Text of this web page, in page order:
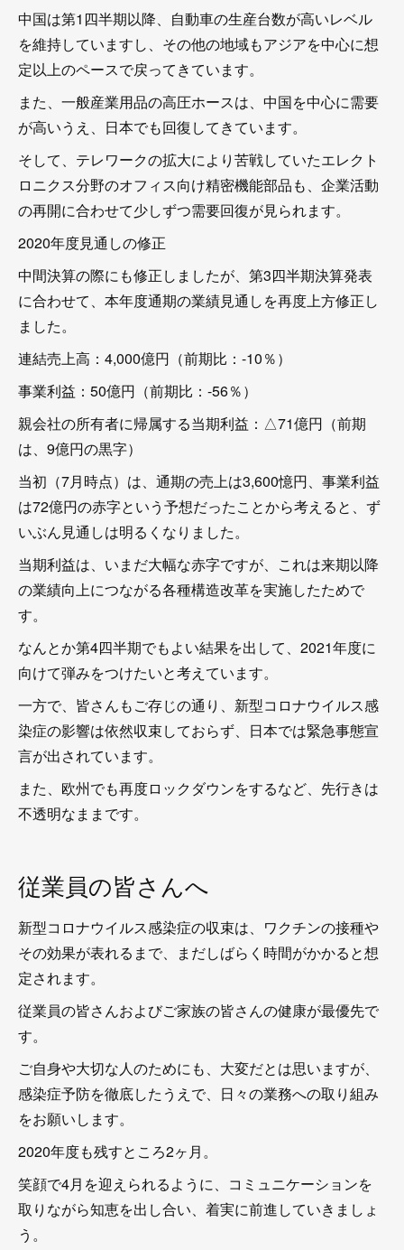
中国は第1四半期以降、自動車の生産台数が高いレベル
を維持していますし、その他の地域もアジアを中心に想
定以上のペースで戻ってきています。
また、一般産業用品の高圧ホースは、中国を中心に需要
が高いうえ、日本でも回復してきています。
そして、テレワークの拡大により苦戦していたエレクト
ロニクス分野のオフィス向け精密機能部品も、企業活動
の再開に合わせて少しずつ需要回復が見られます。
2020年度見通しの修正
中間決算の際にも修正しましたが、第3四半期決算発表
に合わせて、本年度通期の業績見通しを再度上方修正し
ました。
連結売上高：4,000億円（前期比：-10％）
事業利益：50億円（前期比：-56％）
親会社の所有者に帰属する当期利益：△71億円（前期
は、9億円の黒字）
当初（7月時点）は、通期の売上は3,600憶円、事業利益
は72億円の赤字という予想だったことから考えると、ず
いぶん見通しは明るくなりました。
当期利益は、いまだ大幅な赤字ですが、これは来期以降
の業績向上につながる各種構造改革を実施したためで
す。
なんとか第4四半期でもよい結果を出して、2021年度に
向けて弾みをつけたいと考えています。
一方で、皆さんもご存じの通り、新型コロナウイルス感
染症の影響は依然収束しておらず、日本では緊急事態宣
言が出されています。
また、欧州でも再度ロックダウンをするなど、先行きは
不透明なままです。
従業員の皆さんへ
新型コロナウイルス感染症の収束は、ワクチンの接種や
その効果が表れるまで、まだしばらく時間がかかると想
定されます。
従業員の皆さんおよびご家族の皆さんの健康が最優先で
す。
ご自身や大切な人のためにも、大変だとは思いますが、
感染症予防を徹底したうえで、日々の業務への取り組み
をお願いします。
2020年度も残すところ2ヶ月。
笑顔で4月を迎えられるように、コミュニケーションを
取りながら知恵を出し合い、着実に前進していきましょ
う。